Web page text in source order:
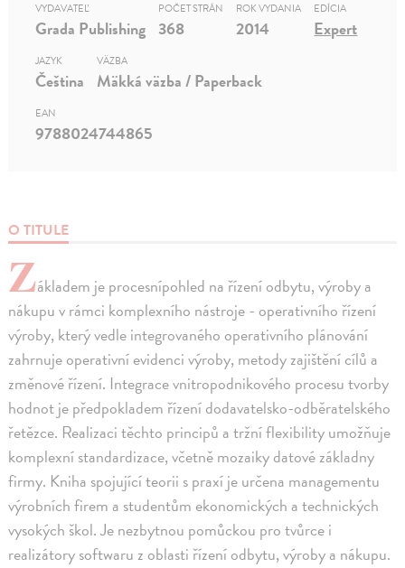
O TITULE
Základem je procesnípohled na řízení odbytu, výroby a
nákupu v rámci komplexního nástroje - operativního řízení
výroby, který vedle integrovaného operativního plánování
zahrnuje operativní evidenci výroby, metody zajištění cílů a
změnové řízení. Integrace vnitropodnikového procesu tvorby
hodnot je předpokladem řízení dodavatelsko-odběratelského
řetězce. Realizaci těchto principů a tržní flexibility umožňuje
komplexní standardizace, včetně mozaiky datové základny
firmy. Kniha spojující teorii s praxí je určena managementu
výrobních firem a studentům ekonomických a technických
vysokých škol. Je nezbytnou pomůckou pro tvůrce i
realizátory softwaru z oblasti řízení odbytu, výroby a nákupu.
VYDAVATEĽ
Grada Publishing
POČET STRÁN
368
ROK VYDANIA
2014
EDÍCIA
Expert
JAZYK
Čeština
VÄZBA
Mäkká väzba / Paperback
EAN
9788024744865